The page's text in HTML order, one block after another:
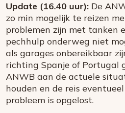
Update (16.40 uur): De
zo min mogelijk te reizen
problemen zijn met tanken
pechhulp onderweg niet
als garages onbereikbaar
richting Spanje of Portugal
ANWB aan de actuele
houden en de reis
probleem is opgelost.